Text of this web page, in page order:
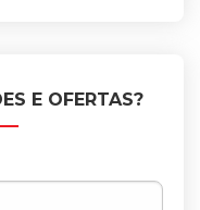
E OFERTAS?